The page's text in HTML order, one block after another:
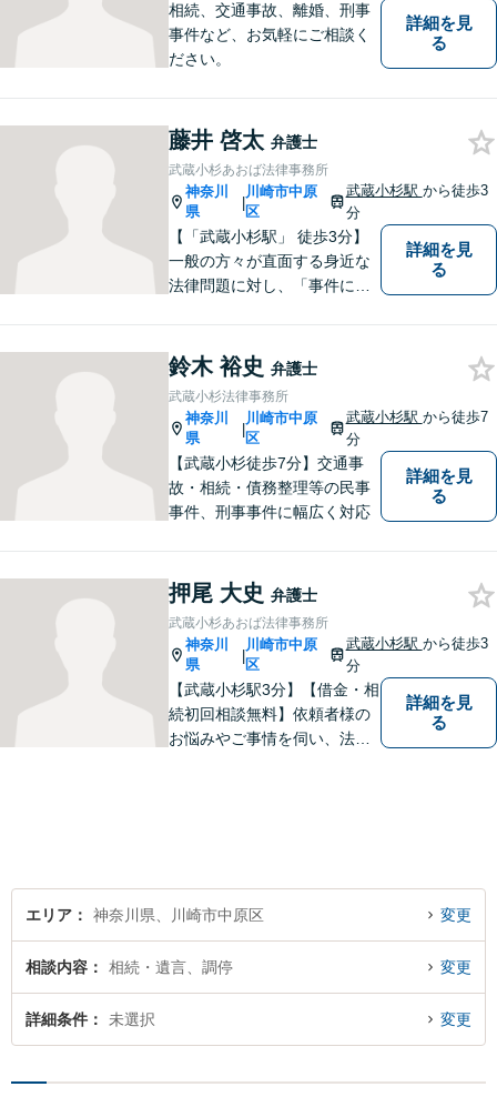
相続、交通事故、離婚、刑事
事件など、お気軽にご相談く
ださい。
詳細を見
る
藤井 啓太 弁護士
武蔵小杉あおば法律事務所
神奈川
県
|
川崎市中原
区
武蔵小杉駅 から徒歩3
分
【「武蔵小杉駅」 徒歩3分】
一般の方々が直面する身近な
法律問題に対し、「事件に大
なに小さな問題でも、真剣に
向き合い、最善の解決策をご
提案します。【近隣駐車場】
詳細を見
る
鈴木 裕史 弁護士
武蔵小杉法律事務所
神奈川
県
|
川崎市中原
区
武蔵小杉駅 から徒歩7
分
【武蔵小杉徒歩7分】交通事
故・相続・債務整理等の民事
事件、刑事事件に幅広く対応
詳細を見
る
押尾 大史 弁護士
武蔵小杉あおば法律事務所
神奈川
県
|
川崎市中原
区
武蔵小杉駅 から徒歩3
分
【武蔵小杉駅3分】【借金・相
続初回相談無料】依頼者様の
お悩みやご事情を伺い、法的
ります。【電話相談可】
詳細を見
る
エリア 神奈川県、川崎市中原区 変更
相談内容 相続・遺言、調停 変更
詳細条件 未選択 変更